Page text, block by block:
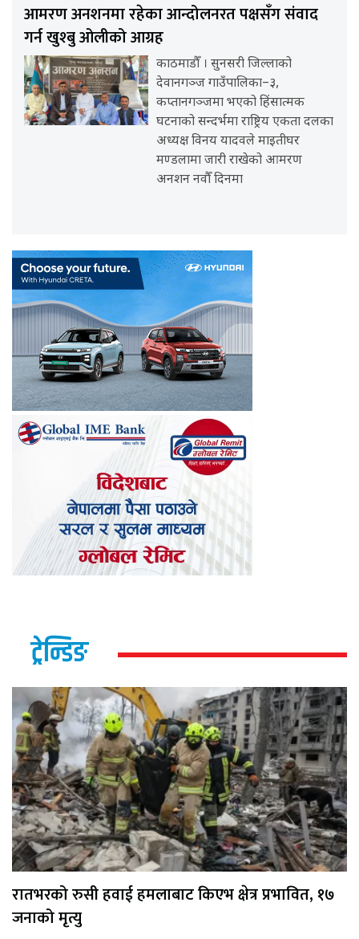
आमरण अनशनमा रहेका आन्दोलनरत पक्षसँग संवाद
गर्न खुश्बु ओलीको आग्रह
काठमाडौँ । सुनसरी जिल्लाको
देवानगञ्ज गाउँपालिका–३,
कप्तानगञ्जमा भएको हिंसात्मक
घटनाको सन्दर्भमा राष्ट्रिय एकता दलका
अध्यक्ष विनय यादवले माइतीघर
मण्डलामा जारी राखेको आमरण
अनशन नवौँ दिनमा
ट्रेन्डिङ
रातभरको रुसी हवाई हमलाबाट किएभ क्षेत्र प्रभावित, १७
जनाको मृत्यु